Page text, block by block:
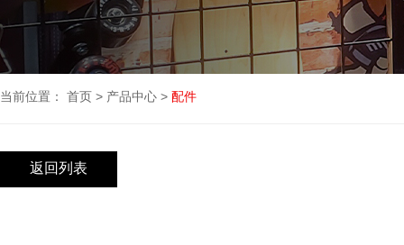
当前位置： 首页 > 产品中心 > 配件
返回列表